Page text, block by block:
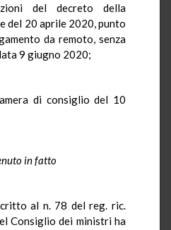
del decreto della
del 20 aprile 2020, punto
da remoto, senza
9 giugno 2020;
di consiglio del 10
in fatto
al n. 78 del reg. ric.
Consiglio dei ministri ha